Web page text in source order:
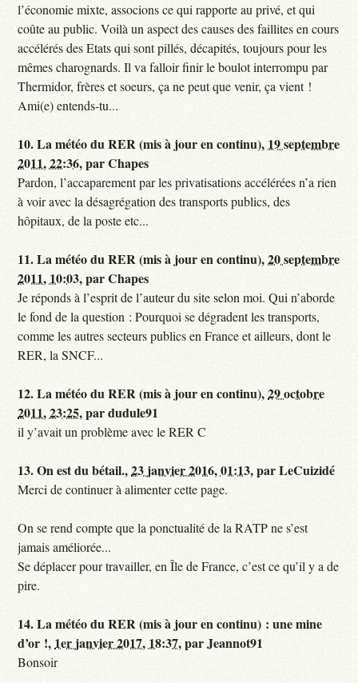
l’économie mixte, associons ce qui rapporte au privé, et qui
coûte au public. Voilà un aspect des causes des faillites en cours
accélérés des Etats qui sont pillés, décapités, toujours pour les
mêmes charognards. Il va falloir finir le boulot interrompu par
Thermidor, frères et soeurs, ça ne peut que venir, ça vient !
Ami(e) entends-tu...
10.La météo du RER (mis à jour en continu), 19 septembre
2011, 22:36,parChapes
Pardon, l’accaparement par les privatisations accélérées n’a rien
à voir avec la désagrégation des transports publics, des
hôpitaux, de la poste etc...
11.La météo du RER (mis à jour en continu),20 septembre
2011, 10:03,parChapes
Je réponds à l’esprit de l’auteur du site selon moi. Qui n’aborde
le fond de la question : Pourquoi se dégradent les transports,
comme les autres secteurs publics en France et ailleurs, dont le
RER, la SNCF...
12.La météo du RER (mis à jour en continu),29 octobre
2011, 23:25,pardudule91
il y’avait un problème avec le RER C
13.On est du bétail.,23 janvier 2016, 01:13,parLeCuizidé
Merci de continuer à alimenter cette page.
On se rend compte que la ponctualité de la RATP ne s’est
jamais améliorée...
Se déplacer pour travailler, en Île de France, c’est ce qu’il y a de
pire.
14.La météo du RER (mis à jour en continu) : une mine
d’or !, 1er janvier 2017, 18:37,parJeannot91
Bonsoir